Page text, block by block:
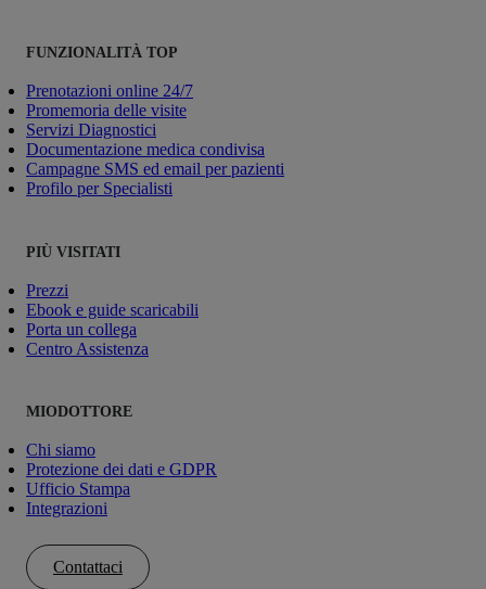
FUNZIONALITÀ TOP
Prenotazioni online 24/7
Promemoria delle visite
Servizi Diagnostici
Documentazione medica condivisa
Campagne SMS ed email per pazienti
Profilo per Specialisti
PIÙ VISITATI
Prezzi
Ebook e guide scaricabili
Porta un collega
Centro Assistenza
MIODOTTORE
Chi siamo
Protezione dei dati e GDPR
Ufficio Stampa
Integrazioni
Contattaci